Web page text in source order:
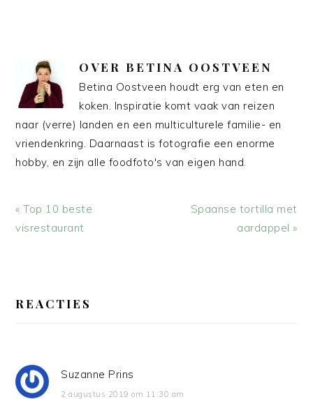
OVER BETINA OOSTVEEN
Betina Oostveen houdt erg van eten en
koken. Inspiratie komt vaak van reizen
naar (verre) landen en een multiculturele familie- en
vriendenkring. Daarnaast is fotografie een enorme
hobby, en zijn alle foodfoto's van eigen hand.
Vorig
bericht:
« Top 10 beste
visrestaurant
Volgend
Spaanse tortilla met
aardappel »
INTERACTIES
REACTIES
Suzanne Prins
2 augustus 2019 om 11:30 am